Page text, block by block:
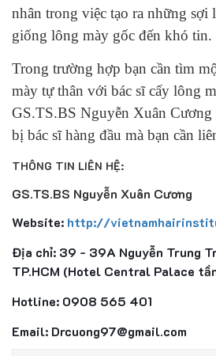
nhân trong việc tạo ra những sợi
giống lông mày gốc đến khó tin.
Trong trường hợp bạn cần tìm
mày tự thân với bác sĩ cấy lông
GS.TS.BS Nguyễn Xuân
bị bác sĩ hàng đầu mà bạn cần
THÔNG TIN LIÊN HỆ:
GS.TS.BS Nguyễn Xuân Cương
Website: http://
Địa chỉ: 39 - 39A Nguyễn Trung
TP.HCM (Hotel Central Palace
Hotline: 0908 565 401
Email: Drcuong97@gmail.com